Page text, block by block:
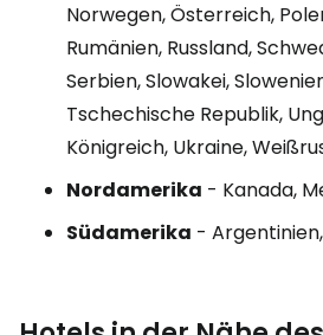
Norwegen, Österreich,
Rumänien, Russland,
Serbien, Slowakei,
Tschechische Republik,
Königreich, Ukraine,
Nordamerika - Kanada,
Südamerika -